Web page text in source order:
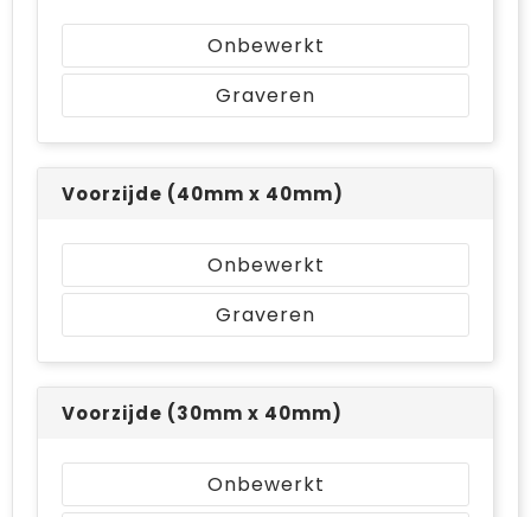
Bodywarmers
Ondergoed en Sokken
Jute tassen
Laptop hoezen en tassen
Tablettassen
Onbewerkt
Graveren
Voorzijde (40mm x 40mm)
Onbewerkt
Graveren
Voorzijde (30mm x 40mm)
Onbewerkt